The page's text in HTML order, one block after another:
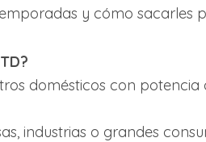
y cómo sacarles
domésticos con
industrias o grandes